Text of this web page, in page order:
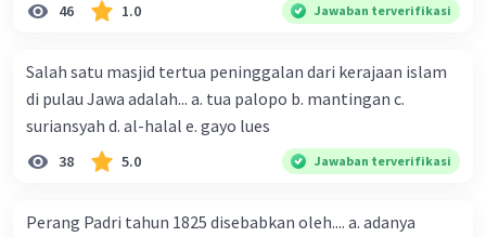
46 1.0 Jawaban terverifikasi
Salah satu masjid tertua peninggalan dari kerajaan islam
di pulau Jawa adalah... a. tua palopo b. mantingan c.
suriansyah d. al-halal e. gayo lues
38 5.0 Jawaban terverifikasi
Perang Padri tahun 1825 disebabkan oleh.... a. adanya